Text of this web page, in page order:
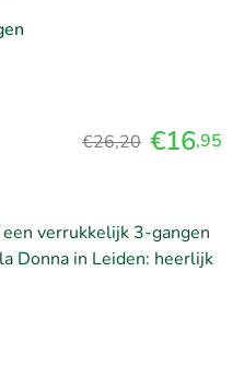
€26,20 €16,95
verrukkelijk 3-gangen
Donna in Leiden: heerlijk